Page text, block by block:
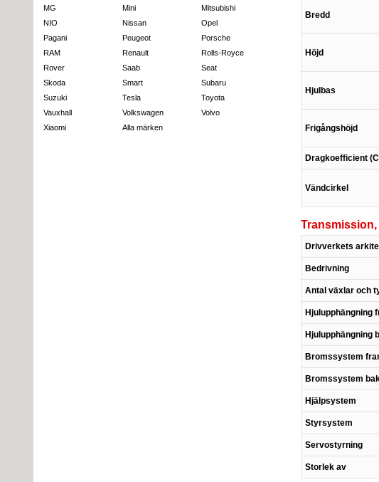
MG
Mini
Mitsubishi
NIO
Nissan
Opel
Pagani
Peugeot
Porsche
RAM
Renault
Rolls-Royce
Rover
Saab
Seat
Skoda
Smart
Subaru
Suzuki
Tesla
Toyota
Vauxhall
Volkswagen
Volvo
Xiaomi
Alla märken
Bredd
Höjd
Hjulbas
Frigångshöjd
Dragkoefficient (C
Vändcirkel
Drivverkets
Bedrivning
Antal växlar och
Hjulupphängning
Hjulupphängning
Bromssystem
Bromssystem
Hjälpsystem
Styrsystem
Servostyrning
Storlek av